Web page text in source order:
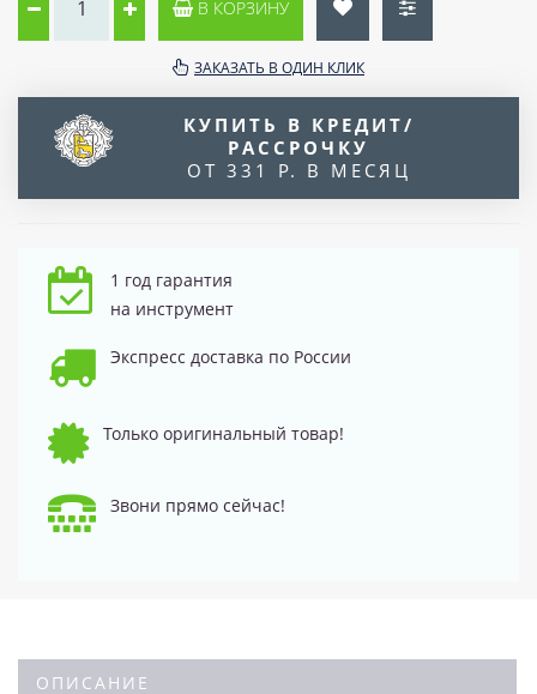
В КОРЗИНУ
ЗАКАЗАТЬ В ОДИН КЛИК
КУПИТЬ В КРЕДИТ/
РАССРОЧКУ
ОТ 331 Р. В МЕСЯЦ
1 год гарантия
на инструмент
Экспресс доставка по России
Только оригинальный товар!
Звони прямо сейчас!
ОПИСАНИЕ